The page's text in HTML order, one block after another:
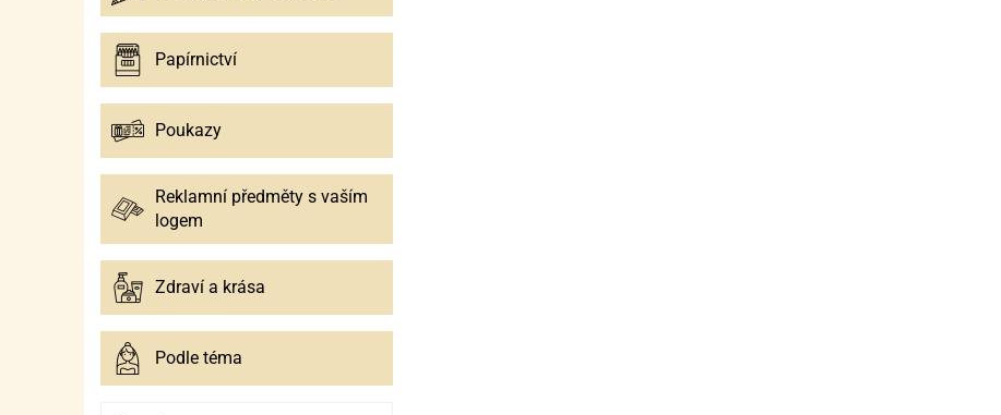
Papírnictví
Poukazy
Reklamní předměty s vaším
logem
Zdraví a krása
Podle téma